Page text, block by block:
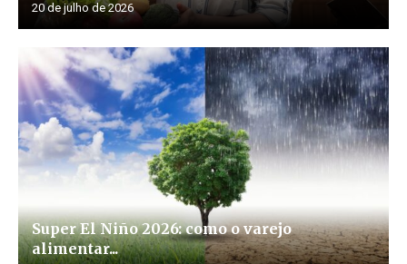
20 de julho de 2026
Super El Niño 2026: como o varejo
alimentar...